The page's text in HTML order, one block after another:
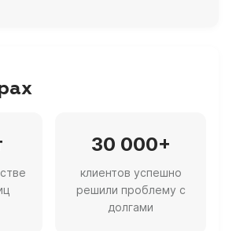
30 000+
клиентов успешно
решили проблему с
долгами